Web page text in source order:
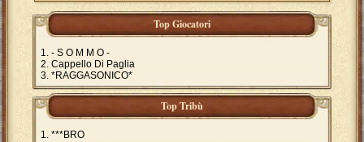
Top Giocatori
- S O M M O -
Cappello Di Paglia
*RAGGASONICO*
Top Tribù
***BRO